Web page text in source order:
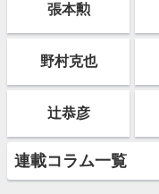
張本勲
野村克也
辻恭彦
連載コラム一覧